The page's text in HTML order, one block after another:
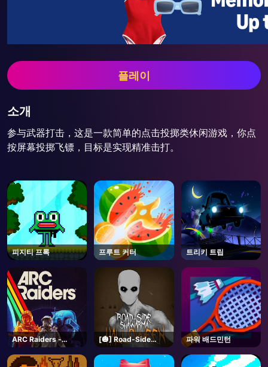
플레이
소개
参与武器打击，这是一款简单的点击投掷类休闲游戏，你点
按屏幕投掷飞镖，目标是实现精准击打。
피지티 프록 프루트 커터 트리키 트립
ARC Raiders -
Steam
[🎃] Road-Side
Shawarma
[HORROR] - Roblox
파워 배드민턴